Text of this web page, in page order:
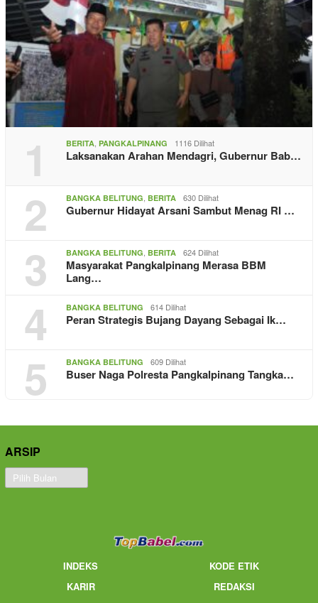
1 BERITA, PANGKALPINANG 1116 Dilihat
Laksanakan Arahan Mendagri, Gubernur Bab…
2 BANGKA BELITUNG, BERITA 630 Dilihat
Gubernur Hidayat Arsani Sambut Menag RI …
3 BANGKA BELITUNG, BERITA 624 Dilihat
Masyarakat Pangkalpinang Merasa BBM
Lang…
4 BANGKA BELITUNG 614 Dilihat
Peran Strategis Bujang Dayang Sebagai Ik…
5 BANGKA BELITUNG 609 Dilihat
Buser Naga Polresta Pangkalpinang Tangka…
ARSIP
Arsip
INDEKS
KODE ETIK
KARIR
REDAKSI